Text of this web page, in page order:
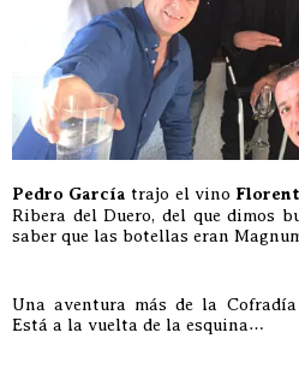
Pedro García trajo el vino
Ribera del Duero, del que dimos
saber que las botellas eran
Una aventura más de la
Está a la vuelta de la esquina…